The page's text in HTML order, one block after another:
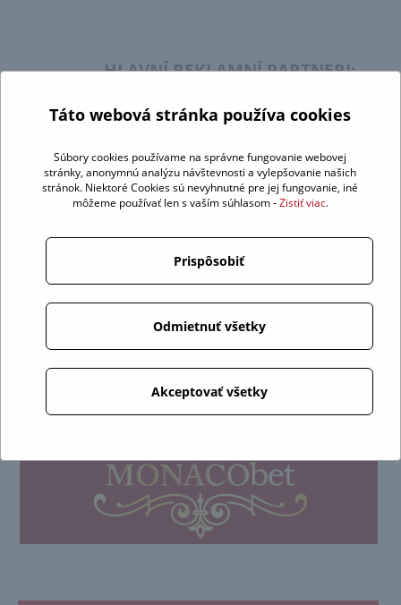
HLAVNÍ REKLAMNÍ PARTNERI:
Táto webová stránka používa cookies
Súbory cookies používame na správne fungovanie webovej
stránky, anonymnú analýzu návštevnosti a vylepšovanie našich
stránok. Niektoré Cookies sú nevyhnutné pre jej fungovanie, iné
môžeme používať len s vaším súhlasom -Zistiť viac.
Prispôsobiť
Odmietnuť všetky
Akceptovať všetky